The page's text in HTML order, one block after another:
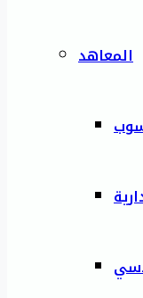
المعاهد